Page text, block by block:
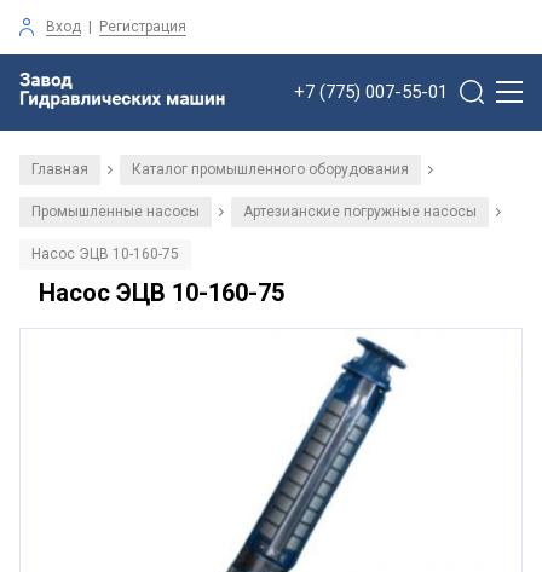
Вход | Регистрация
+7 (775) 007-55-01
Главная / Каталог промышленного оборудования /
Промышленные насосы / Артезианские погружные насосы /
Насос ЭЦВ 10-160-75
Насос ЭЦВ 10-160-75